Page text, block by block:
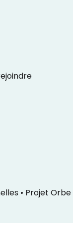
• Projet Orbe